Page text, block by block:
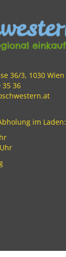
36/3, 1030 Wien
35 36
im Laden: